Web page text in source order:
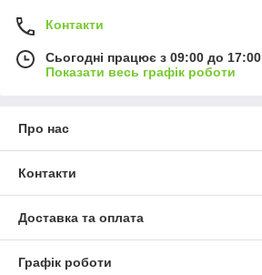
Контакти
Сьогодні працює з 09:00 до 17:00
Показати весь графік роботи
Про нас
Контакти
Доставка та оплата
Графік роботи